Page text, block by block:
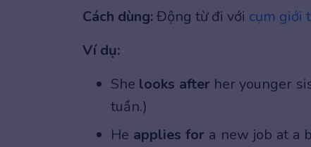
Cách dùng:Động từ đi với cụm giới
Ví dụ:
She looks after her younger
tuần.)
He applies for a new job at a